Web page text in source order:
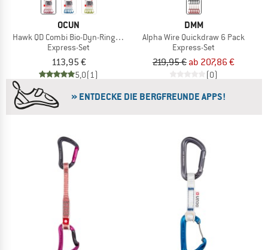
OCUN
Hawk QD Combi Bio-Dyn-Ring 15 mm
Express-Set
113,95 €
5,0(1)
DMM
Alpha Wire Quickdraw 6 Pack
Express-Set
219,95 € ab 207,86 €
(0)
» ENTDECKE DIE BERGFREUNDE APPS!